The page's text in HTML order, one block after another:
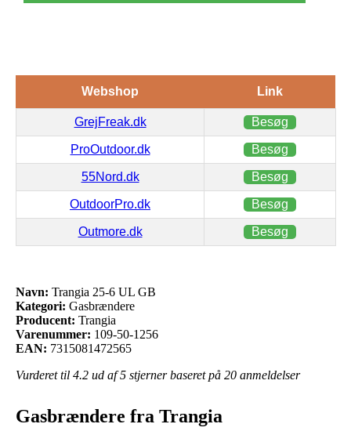
Webshop Link
GrejFreak.dk Besøg
ProOutdoor.dk Besøg
55Nord.dk Besøg
OutdoorPro.dk Besøg
Outmore.dk Besøg
Navn: Trangia 25-6 UL GB
Kategori: Gasbrændere
Producent: Trangia
Varenummer: 109-50-1256
EAN: 7315081472565
Vurderet til 4.2 ud af 5 stjerner baseret på 20 anmeldelser
Gasbrændere fra Trangia